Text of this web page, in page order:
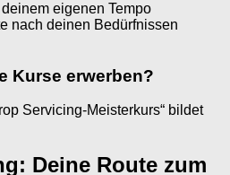
eigenen Tempo
nach deinen Bedürfnissen
Kurse erwerben?
Servicing-Meisterkurs“ bildet
Deine Route zum